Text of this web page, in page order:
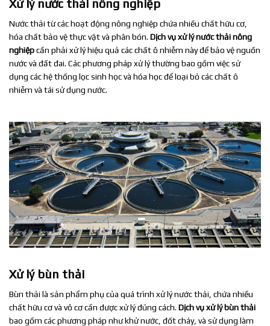
Xử lý nước thải nông nghiệp
Nước thải từ các hoạt động nông nghiệp chứa nhiều chất hữu cơ,
hóa chất bảo vệ thực vật và phân bón. Dịch vụ xử lý nước thải nông
nghiệpcần phải xử lý hiệu quả các chất ô nhiễm này để bảo vệ nguồn
nước và đất đai. Các phương pháp xử lý thường bao gồm việc sử
dụng các hệ thống lọc sinh học và hóa học để loại bỏ các chất ô
nhiễm và tái sử dụng nước.
Xử lý bùn thải
Bùn thải là sản phẩm phụ của quá trình xử lý nước thải, chứa nhiều
chất hữu cơ và vô cơ cần được xử lý đúng cách. Dịch vụ xử lý bùn thải
bao gồm các phương pháp như khử nước, đốt cháy, và sử dụng làm